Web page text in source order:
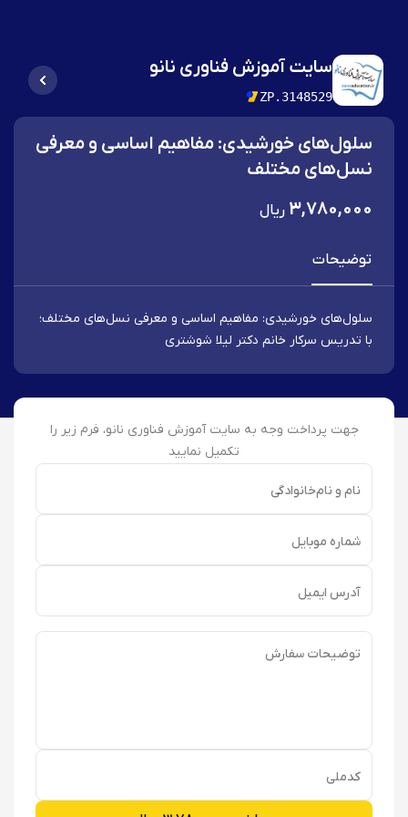
سایت آموزش فناوری نانو
ZP.3148529
سلول‌های خورشیدی: مفاهیم اساسی و معرفی
نسل‌های مختلف
3,780,000 ریال
توضیحات
سلول‌های خورشیدی: مفاهیم اساسی و معرفی نسل‌های مختلف؛
با تدریس سرکار خانم دکتر لیلا شوشتری
جهت پرداخت وجه به سایت آموزش فناوری نانو، فرم زیر را
تکمیل نمایید
نام و نام‌خانوادگی
شماره موبایل
آدرس ایمیل
توضیحات سفارش
کدملی